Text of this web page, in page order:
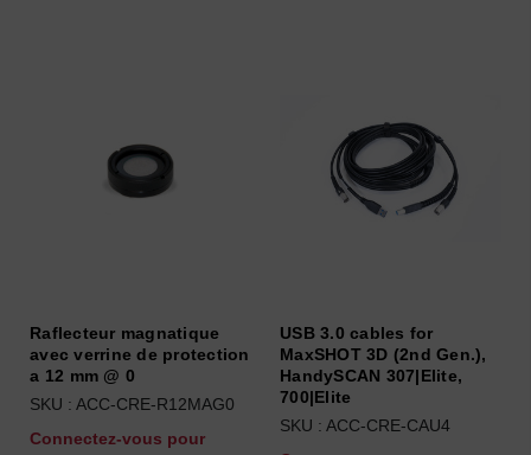
Raflecteur magnatique
avec verrine de protection
a 12 mm @ 0
SKU : ACC-CRE-R12MAG0
Connectez-vous pour
USB 3.0 cables for
MaxSHOT 3D (2nd Gen.),
HandySCAN 307|Elite,
700|Elite
SKU : ACC-CRE-CAU4